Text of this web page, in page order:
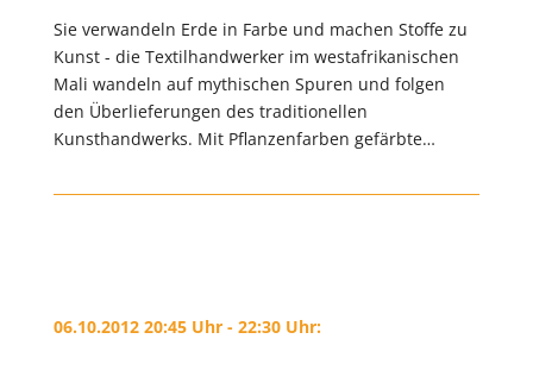
Sie verwandeln Erde in Farbe und machen Stoffe zu
Kunst - die Textilhandwerker im westafrikanischen
Mali wandeln auf mythischen Spuren und folgen
den Überlieferungen des traditionellen
Kunsthandwerks. Mit Pflanzenfarben gefärbte…
06.10.2012 20:45 Uhr - 22:30 Uhr: